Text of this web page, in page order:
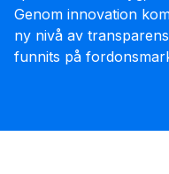
Genom innovation
ny nivå av
funnits på